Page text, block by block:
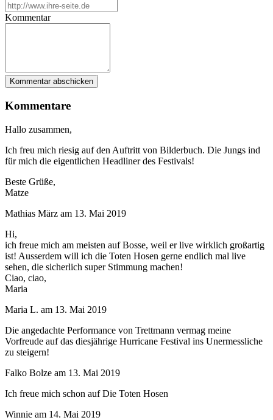
Kommentar
Kommentare
Hallo zusammen,
Ich freu mich riesig auf den Auftritt von Bilderbuch. Die Jungs ind
für mich die eigentlichen Headliner des Festivals!
Beste Grüße,
Matze
Mathias März am 13. Mai 2019
Hi,
ich freue mich am meisten auf Bosse, weil er live wirklich großartig
ist! Ausserdem will ich die Toten Hosen gerne endlich mal live
sehen, die sicherlich super Stimmung machen!
Ciao, ciao,
Maria
Maria L. am 13. Mai 2019
Die angedachte Performance von Trettmann vermag meine
Vorfreude auf das diesjährige Hurricane Festival ins Unermessliche
zu steigern!
Falko Bolze am 13. Mai 2019
Ich freue mich schon auf Die Toten Hosen
Winnie am 14. Mai 2019